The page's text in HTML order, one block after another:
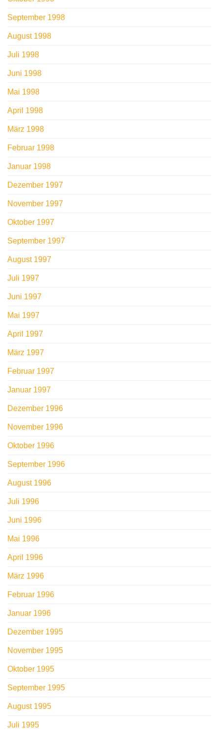
September 1998
August 1998
Juli 1998
Juni 1998
Mai 1998
April 1998
März 1998
Februar 1998
Januar 1998
Dezember 1997
November 1997
Oktober 1997
September 1997
August 1997
Juli 1997
Juni 1997
Mai 1997
April 1997
März 1997
Februar 1997
Januar 1997
Dezember 1996
November 1996
Oktober 1996
September 1996
August 1996
Juli 1996
Juni 1996
Mai 1996
April 1996
März 1996
Februar 1996
Januar 1996
Dezember 1995
November 1995
Oktober 1995
September 1995
August 1995
Juli 1995